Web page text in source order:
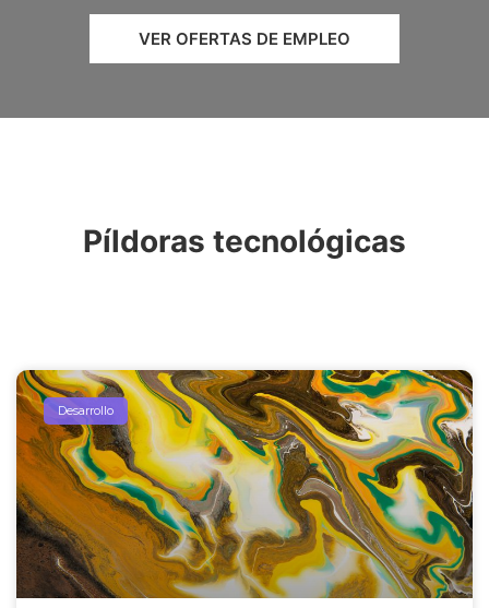
VER OFERTAS DE EMPLEO
Píldoras tecnológicas
Desarrollo